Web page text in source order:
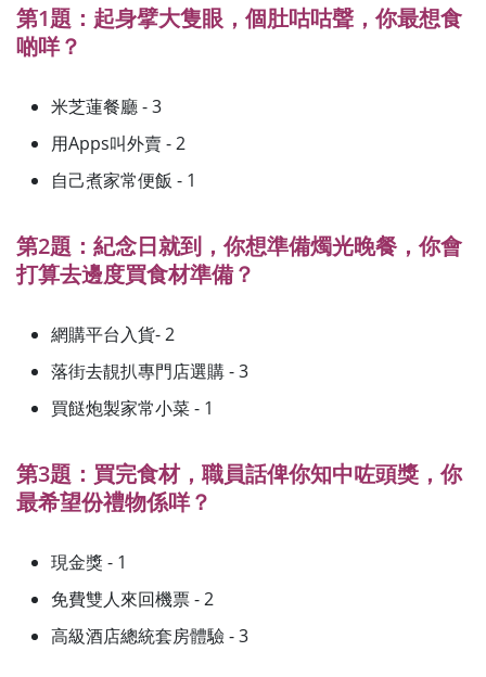
第1題：起身擘大隻眼，個肚咕咕聲，你最想食
啲咩？
米芝蓮餐廳 - 3
用Apps叫外賣 - 2
自己煮家常便飯 - 1
第2題：紀念日就到，你想準備燭光晚餐，你會
打算去邊度買食材準備？
網購平台入貨- 2
落街去靚扒專門店選購 - 3
買餸炮製家常小菜 - 1
第3題：買完食材，職員話俾你知中咗頭獎，你
最希望份禮物係咩？
現金獎 - 1
免費雙人來回機票 - 2
高級酒店總統套房體驗 - 3